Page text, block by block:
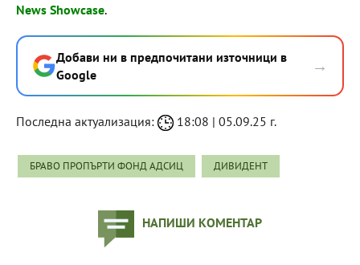
News Showcase.
Добави ни в предпочитани източници в
Google
→
Последна актуализация: 18:08 | 05.09.25 г.
БРАВО ПРОПЪРТИ ФОНД АДСИЦ ДИВИДЕНТ
НАПИШИ КОМЕНТАР